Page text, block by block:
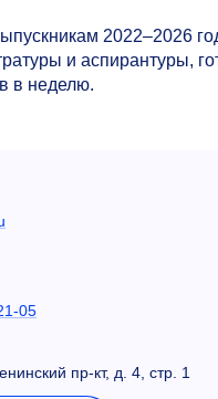
2022–2026
и аспирантуры,
в неделю.
05
пр-кт, д. 4, стр. 1